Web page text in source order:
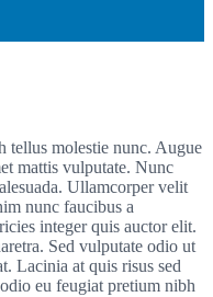
tellus molestie nunc. Augue
mattis vulputate. Nunc
Ullamcorper velit
nunc faucibus a
integer quis auctor elit.
Sed vulputate odio ut
Lacinia at quis risus sed
eu feugiat pretium nibh